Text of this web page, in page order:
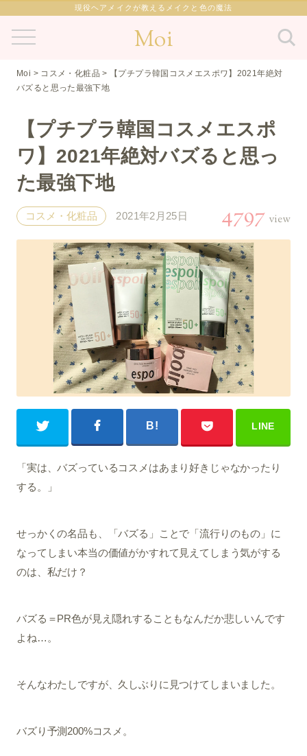
現役ヘアメイクが教えるメイクと色の魔法
Moi
Moi > コスメ・化粧品 >
【プチプラ韓国コスメエスポワ】2021年絶対
バズると思った最強下地
【プチプラ韓国コスメエスポ
ワ】2021年絶対バズると思っ
た最強下地
コスメ・化粧品 2021年2月25日 4797 view
「実は、バズっているコスメはあまり好きじゃなかったり
する。」
せっかくの名品も、「バズる」ことで「流行りのもの」に
なってしまい本当の価値がかすれて見えてしまう気がする
のは、私だけ？
バズる＝PR色が見え隠れすることもなんだか悲しいんです
よね…。
そんなわたしですが、久しぶりに見つけてしまいました。
バズり予測200%コスメ。